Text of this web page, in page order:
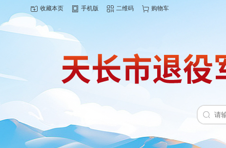
收藏本页 手机版 二维码 购物车